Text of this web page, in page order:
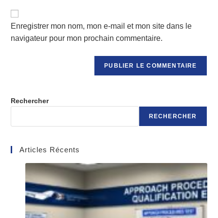
votre
site
(facultatif)
Enregistrer mon nom, mon e-mail et mon site dans le
navigateur pour mon prochain commentaire.
Rechercher
RECHERCHER
Articles Récents